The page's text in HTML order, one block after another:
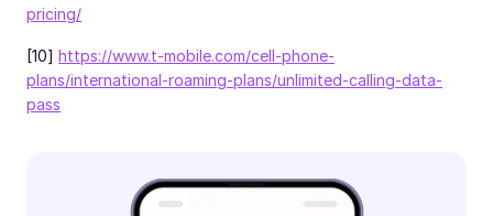
pricing/
[10] https://www.t-mobile.com/cell-phone-
plans/international-roaming-plans/unlimited-calling-data-
pass